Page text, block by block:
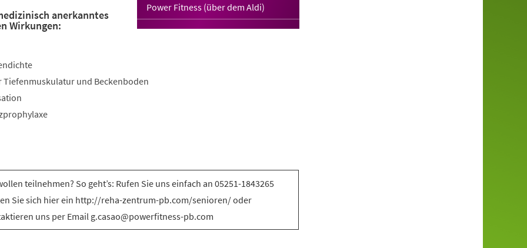
Power Fitness (über dem Aldi)
anerkanntes
Wirkungen:
Tiefenmuskulatur und Beckenboden
teilnehmen? So geht’s: Rufen Sie uns einfach an 05251-1843265
Sie sich hier ein http://reha-zentrum-pb.com/senioren/ oder
uns per Email g.casao@powerfitness-pb.com